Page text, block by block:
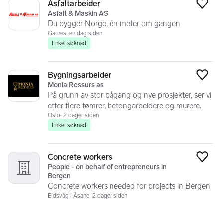
Asfaltarbeider
Asfalt & Maskin AS
Du bygger Norge, én meter om gangen
Garnes en dag siden
Enkel søknad
Bygningsarbeider
Monia Ressurs as
På grunn av stor pågang og nye prosjekter, ser vi
etter flere tømrer, betongarbeidere og murere.
Oslo 2 dager siden
Enkel søknad
Concrete workers
People - on behalf of entrepreneurs in
Bergen
Concrete workers needed for projects in Bergen
Eidsvåg i Åsane 2 dager siden